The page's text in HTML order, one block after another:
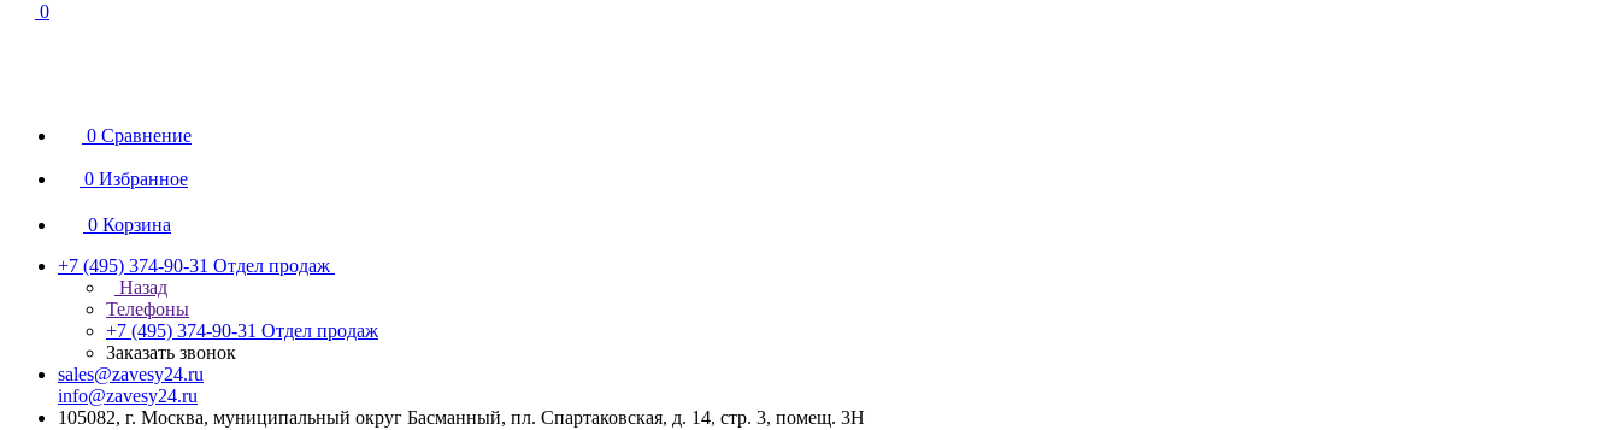
0
0 Сравнение
0 Избранное
0 Корзина
+7 (495) 374-90-31 Отдел продаж
Назад
Телефоны
+7 (495) 374-90-31 Отдел продаж
Заказать звонок
sales@zavesy24.ru
info@zavesy24.ru
105082, г. Москва, муниципальный округ Басманный, пл. Спартаковская, д. 14, стр. 3, помещ. 3Н